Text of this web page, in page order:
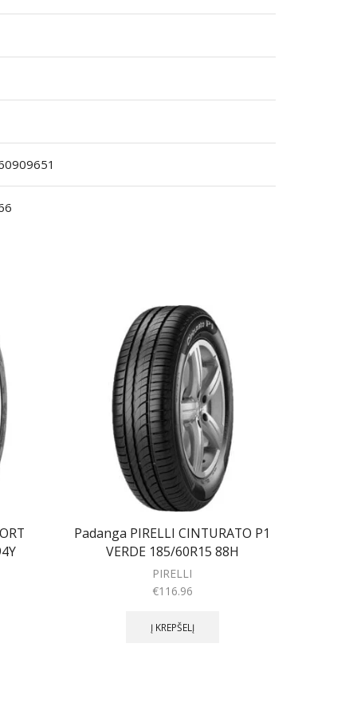
Padanga PIRELLI CINTURATO P1
VERDE 185/60R15 88H
PIRELLI
€116.96
Į KREPŠELĮ